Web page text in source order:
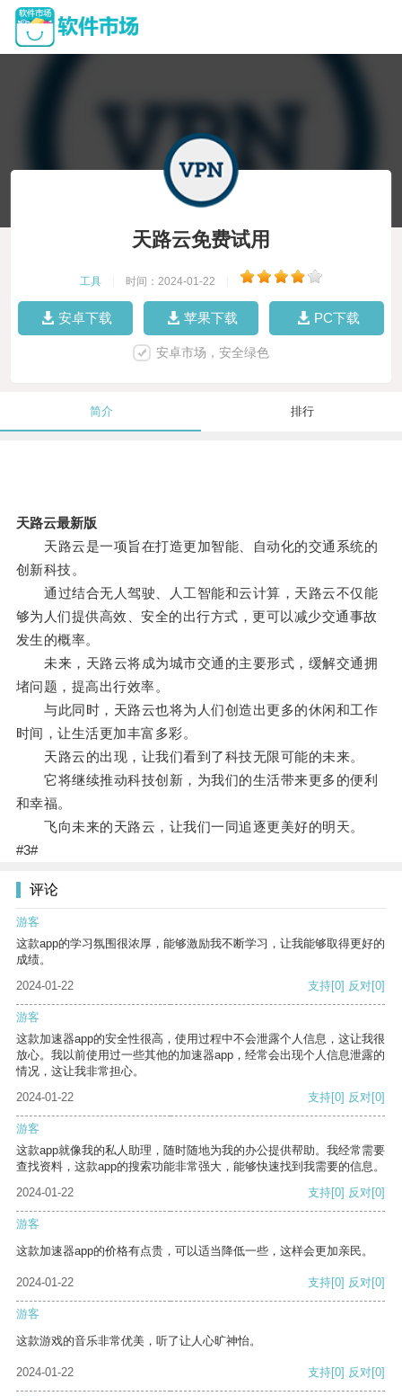
天路云免费试用
工具 时间：2024-01-22
安卓下载 苹果下载 PC下载
安卓市场，安全绿色
简介 排行
天路云最新版
天路云是一项旨在打造更加智能、自动化的交通系统的
创新科技。
通过结合无人驾驶、人工智能和云计算，天路云不仅能
够为人们提供高效、安全的出行方式，更可以减少交通事故
发生的概率。
未来，天路云将成为城市交通的主要形式，缓解交通拥
堵问题，提高出行效率。
与此同时，天路云也将为人们创造出更多的休闲和工作
时间，让生活更加丰富多彩。
天路云的出现，让我们看到了科技无限可能的未来。
它将继续推动科技创新，为我们的生活带来更多的便利
和幸福。
飞向未来的天路云，让我们一同追逐更美好的明天。
#3#
评论
游客
这款app的学习氛围很浓厚，能够激励我不断学习，让我能够取得更好的
成绩。
2024-01-22
支持[0] 反对[0]
游客
这款加速器app的安全性很高，使用过程中不会泄露个人信息，这让我很
放心。我以前使用过一些其他的加速器app，经常会出现个人信息泄露的
情况，这让我非常担心。
2024-01-22
支持[0] 反对[0]
游客
这款app就像我的私人助理，随时随地为我的办公提供帮助。我经常需要
查找资料，这款app的搜索功能非常强大，能够快速找到我需要的信息。
2024-01-22
支持[0] 反对[0]
游客
这款加速器app的价格有点贵，可以适当降低一些，这样会更加亲民。
2024-01-22 支持[0] 反对[0]
游客
这款游戏的音乐非常优美，听了让人心旷神怡。
2024-01-22 支持[0] 反对[0]